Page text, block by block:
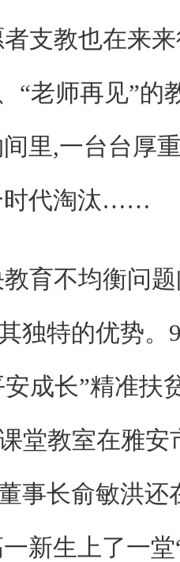
支教也在来
“老师再见”
里,一台台厚
时代淘汰……
育不均衡问
独特的优势。
安成长”精准扶
堂教室在雅
事长俞敏洪
新生上了一